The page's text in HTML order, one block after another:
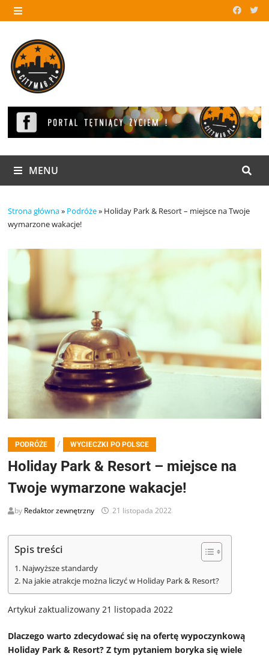
Skip
to
MENU
MENU
Strona główna» Podróże» Holiday Park & Resort – miejsce na Twoje
wymarzone wakacje!
PODRÓŻE / WYCIECZKI PO POLSCE
Holiday Park & Resort – miejsce na
Twoje wymarzone wakacje!
by Redaktor zewnętrzny 21 listopada 2022
Spis treści
Najwyższe standardy
Na jakie atrakcje można liczyć w Holiday Park & Resort?
Artykuł zaktualizowany 21 listopada 2022
Dlaczego warto zdecydować się na ofertę wypoczynkową
Holiday Park & Resort? Z tym pytaniem boryka się wiele